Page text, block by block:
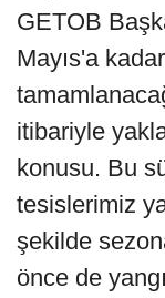
GETOB
Mayıs'a
itibariyle
konusu. Bu
tesislerimiz
şekilde
önce de